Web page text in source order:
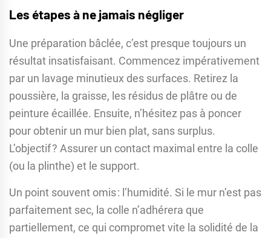
Les étapes à ne jamais négliger
Une préparation bâclée, c’est presque toujours un
résultat insatisfaisant. Commencez impérativement
par un lavage minutieux des surfaces. Retirez la
poussière, la graisse, les résidus de plâtre ou de
peinture écaillée. Ensuite, n’hésitez pas à poncer
pour obtenir un mur bien plat, sans surplus.
L’objectif ? Assurer un contact maximal entre la colle
(ou la plinthe) et le support.
Un point souvent omis : l’humidité. Si le mur n’est pas
parfaitement sec, la colle n’adhérera que
partiellement, ce qui compromet vite la solidité de la